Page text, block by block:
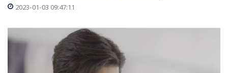
2023-01-03 09:47:11